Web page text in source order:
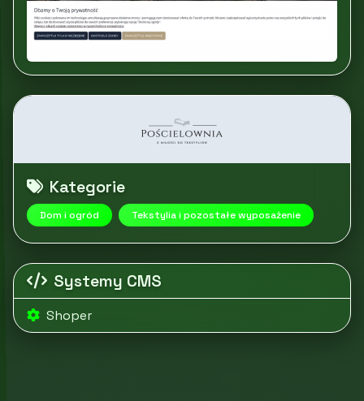
Kategorie
Dom i ogród Tekstylia i pozostałe wyposażenie
Systemy CMS
Shoper